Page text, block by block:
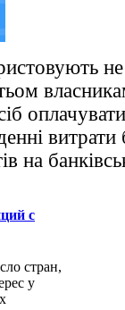
витрати
на
с
стран,
у